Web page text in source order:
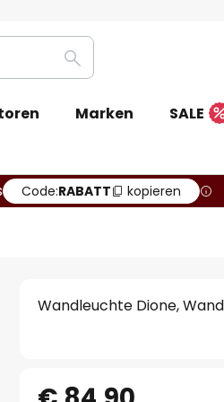
Suche
Marken SALE
Code:RABATT kopieren
Wandleuchte Dione,